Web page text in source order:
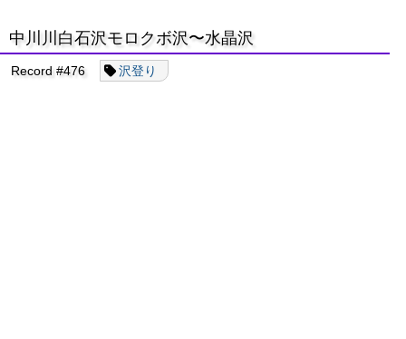
中川川白石沢モロクボ沢〜水晶沢
Record #476 沢登り